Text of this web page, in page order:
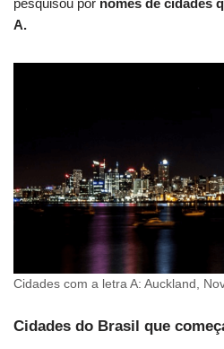
pesquisou por nomes de cidades
A.
Cidades com a letra A: Auckland,
Cidades do Brasil que